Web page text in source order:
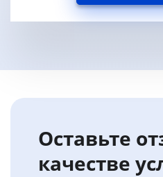
Оставьте
качестве